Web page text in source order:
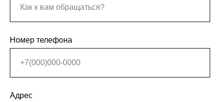
Номер телефона
Адрес